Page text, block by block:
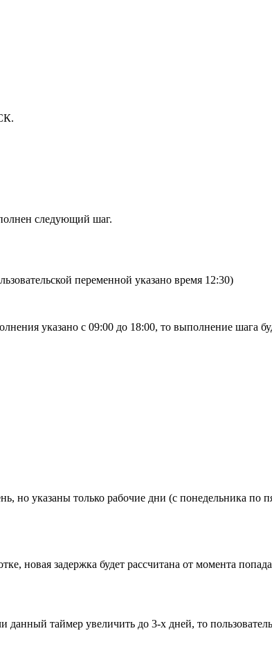
следующий шаг.
переменной указано время 12:30)
указано с 09:00 до 18:00, то выполнение шага
но указаны только рабочие дни (с понедельника по
новая задержка будет рассчитана от момента
данный таймер увеличить до 3-х дней, то